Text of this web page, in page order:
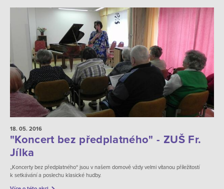
18. 05. 2016
"Koncert bez předplatného" - ZUŠ Fr.
Jílka
„Koncerty bez předplatného“ jsou v našem domově vždy velmi vítanou příležitostí
k setkávání a poslechu klasické hudby.